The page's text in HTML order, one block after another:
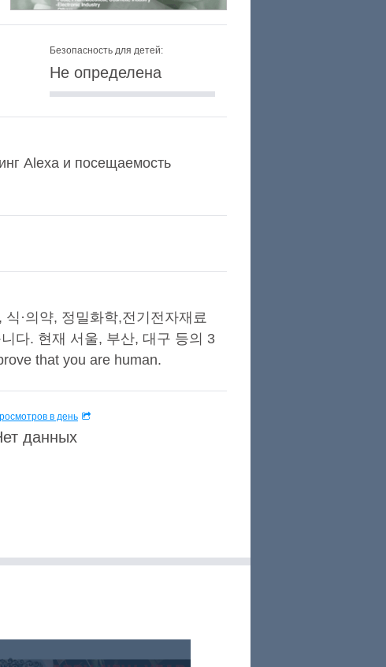
Безопасность для детей:
Не определена
Alexa и посещаемость
·의약, 정밀화학,전기전자재료
다. 현재 서울, 부산, 대구 등의 3
that you are human.
в день
данных